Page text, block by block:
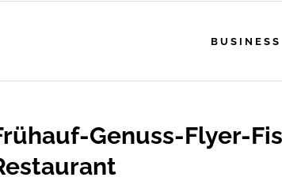
Genuss-Flyer-